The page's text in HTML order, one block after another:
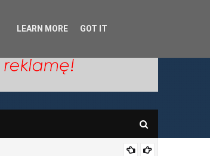
LEARN MORE GOT IT